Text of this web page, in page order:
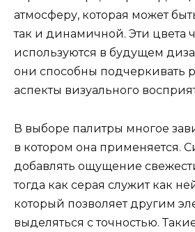
атмосферу, которая может
так и динамичной. Эти цвета
используются в будущем
они способны подчеркивать
аспекты визуального
В выборе палитры многое
в котором она применяется.
добавлять ощущение
тогда как серая служит как
который позволяет другим
выделяться с точностью.